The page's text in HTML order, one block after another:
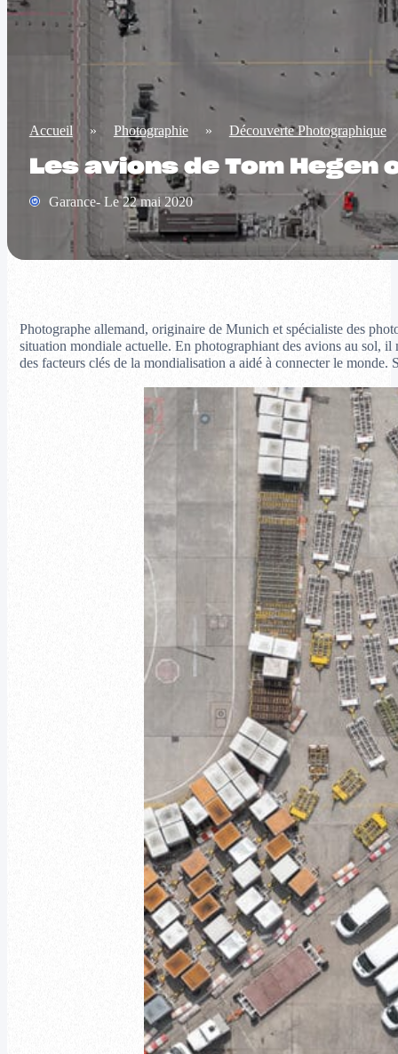
Accueil » Photographie » Découverte Photographique
Les avions de Tom
Garance- Le 22 mai 2020
Photographe allemand, originaire de Munich et spécialiste des
situation mondiale actuelle. En photographiant des avions au sol,
des facteurs clés de la mondialisation a aidé à connecter le